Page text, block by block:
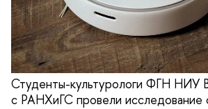
Студенты-культурологи ФГН
с РАНХиГС провели исследование